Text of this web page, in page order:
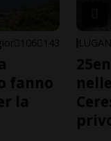
106 143
fanno
la